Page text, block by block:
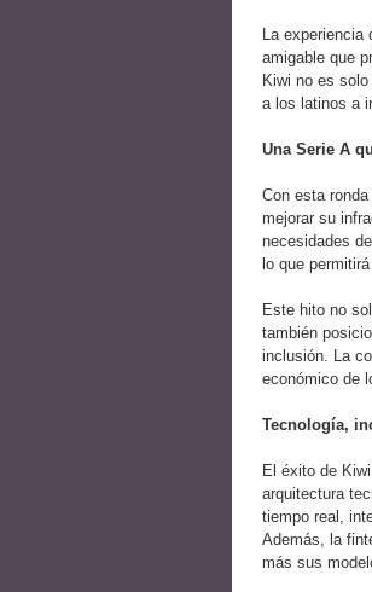
La experiencia
amigable que
Kiwi no es
a los latinos a
Una Serie A
Con esta
mejorar su
necesidades
lo que
Este hito no
también
inclusión. La
económico de
Tecnología,
El éxito de
arquitectura
tiempo real,
Además, la
más sus